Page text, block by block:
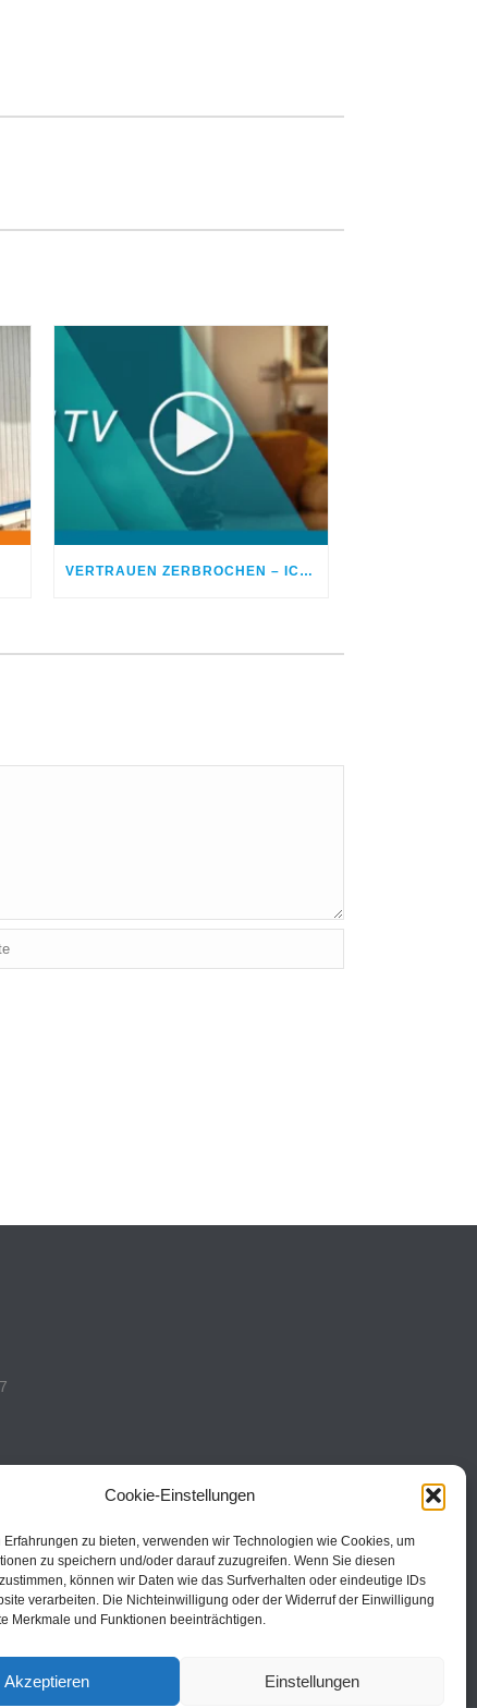
Cookie-Einstellungen
Erfahrungen zu bieten, verwenden wir Technologien wie Cookies, um
zu speichern und/oder darauf zuzugreifen. Wenn Sie diesen
können wir Daten wie das Surfverhalten oder eindeutige IDs
verarbeiten. Die Nichteinwilligung oder der Widerruf der Einwilligung
Merkmale und Funktionen beeinträchtigen.
Akzeptieren Einstellungen
VERTRAUEN ZERBROCHEN – ICH BETROG MEINEN EHEPARTNER